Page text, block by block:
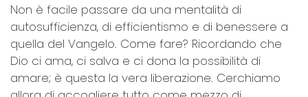
Non è facile passare da una mentalità di
autosufficienza, di efficientismo e di benessere a
quella del Vangelo. Come fare? Ricordando che
Dio ci ama, ci salva e ci dona la possibilità di
amare; è questa la vera liberazione. Cerchiamo